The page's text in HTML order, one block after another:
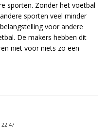
sporten. Zonder het voetbal
sporten veel minder
voor andere
De makers hebben dit
niet voor niets zo een
22:47